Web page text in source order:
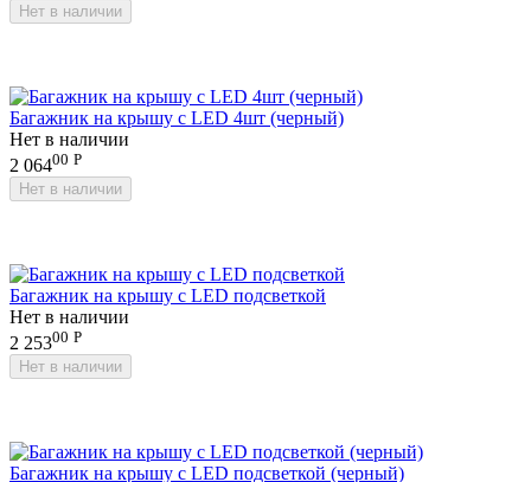
Нет в наличии
Багажник на крышу с LED 4шт (черный)
Нет в наличии
2 06400 Р
Нет в наличии
Багажник на крышу с LED подсветкой
Нет в наличии
2 25300 Р
Нет в наличии
Багажник на крышу с LED подсветкой (черный)